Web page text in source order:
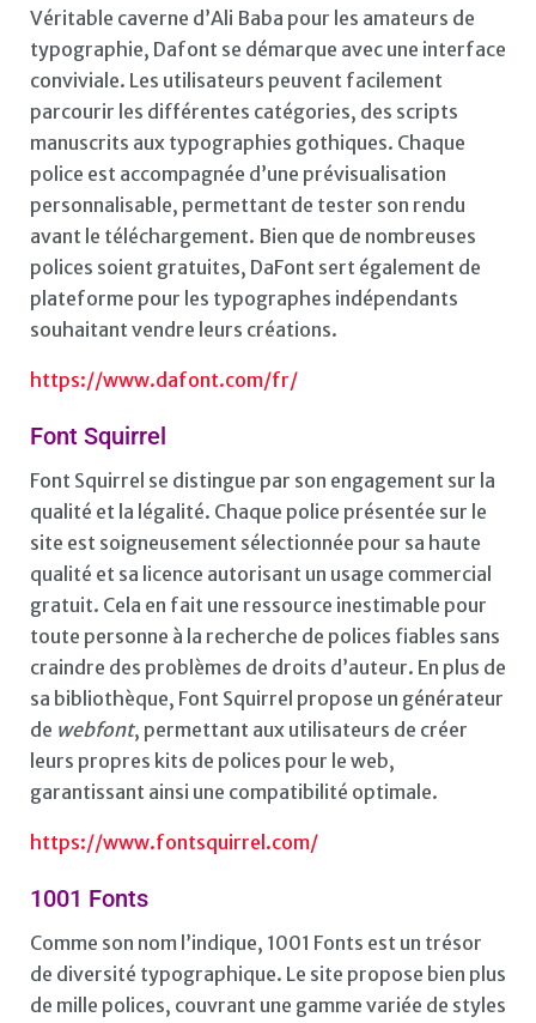
Véritable caverne d’Ali Baba pour les amateurs de
typographie, Dafont se démarque avec une interface
conviviale. Les utilisateurs peuvent facilement
parcourir les différentes catégories, des scripts
manuscrits aux typographies gothiques. Chaque
police est accompagnée d’une prévisualisation
personnalisable, permettant de tester son rendu
avant le téléchargement. Bien que de nombreuses
polices soient gratuites, DaFont sert également de
plateforme pour les typographes indépendants
souhaitant vendre leurs créations.
https://www.dafont.com/fr/
Font Squirrel
Font Squirrel se distingue par son engagement sur la
qualité et la légalité. Chaque police présentée sur le
site est soigneusement sélectionnée pour sa haute
qualité et sa licence autorisant un usage commercial
gratuit. Cela en fait une ressource inestimable pour
toute personne à la recherche de polices fiables sans
craindre des problèmes de droits d’auteur. En plus de
sa bibliothèque, Font Squirrel propose un générateur
de webfont, permettant aux utilisateurs de créer
leurs propres kits de polices pour le web,
garantissant ainsi une compatibilité optimale.
https://www.fontsquirrel.com/
1001 Fonts
Comme son nom l’indique, 1001 Fonts est un trésor
de diversité typographique. Le site propose bien plus
de mille polices, couvrant une gamme variée de styles